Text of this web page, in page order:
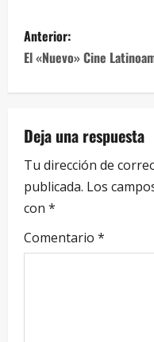
Anterior:
El «Nuevo» Cine
Deja una respuesta
Tu dirección de
publicada. Los
con *
Comentario *